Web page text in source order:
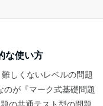
な使い方
しくないレベルの問題
のが『マーク式基礎問題